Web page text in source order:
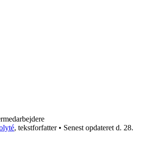
, tekstforfatter• Senest opdateret d. 28.